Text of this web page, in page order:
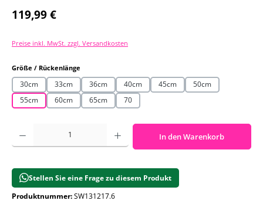
Regulärer Preis:
119,99 €
Preise inkl. MwSt. zzgl. Versandkosten
Größe / Rückenlänge
30cm 33cm 36cm 40cm 45cm
50cm
55cm
60cm 65cm 70
Produkt Anzahl: Gib den gewünschten Wert ein oder benutze die
In den Warenkorb
Stellen Sie eine Frage zu diesem Produkt
Produktnummer:SW131217.6